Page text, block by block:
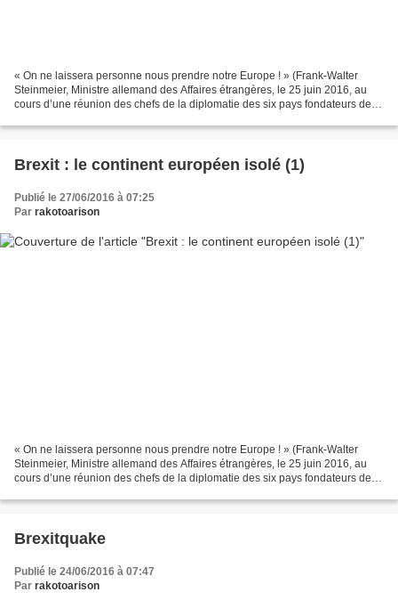
« On ne laissera personne nous prendre notre Europe ! » (Frank-Walter
Steinmeier, Ministre allemand des Affaires étrangères, le 25 juin 2016, au
cours d’une réunion des chefs de la diplomatie des six pays fondateurs de
Brexit : le continent européen isolé (1)
Publié le 27/06/2016 à 07:25
Par rakotoarison
« On ne laissera personne nous prendre notre Europe ! » (Frank-Walter
Steinmeier, Ministre allemand des Affaires étrangères, le 25 juin 2016, au
cours d’une réunion des chefs de la diplomatie des six pays fondateurs de
Brexitquake
Publié le 24/06/2016 à 07:47
Par rakotoarison